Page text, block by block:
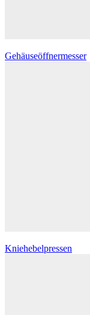
Gehäuseöffnermesser
Kniehebelpressen